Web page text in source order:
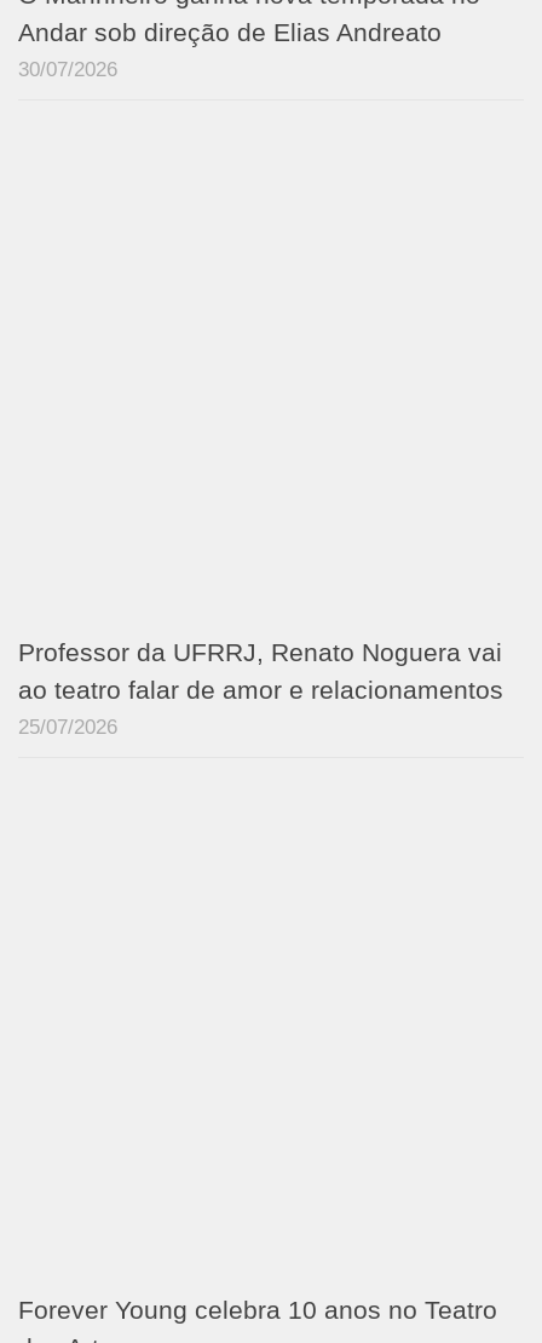
Andar sob direção de Elias Andreato
30/07/2026
Professor da UFRRJ, Renato Noguera vai
ao teatro falar de amor e relacionamentos
25/07/2026
Forever Young celebra 10 anos no Teatro